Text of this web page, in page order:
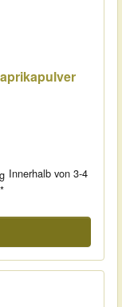
Innerhalb von 3-4